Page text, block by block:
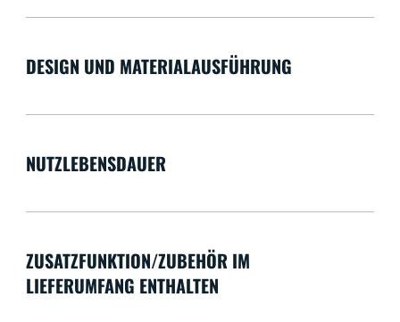
DESIGN UND MATERIALAUSFÜHRUNG
NUTZLEBENSDAUER
ZUSATZFUNKTION/ZUBEHÖR IM
LIEFERUMFANG ENTHALTEN